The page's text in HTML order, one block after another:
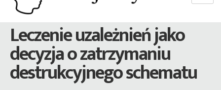
Leczenie uzależnień jako
decyzja o zatrzymaniu
destrukcyjnego schematu